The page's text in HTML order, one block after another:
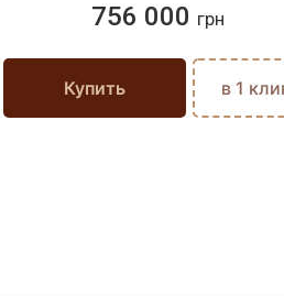
756 000 грн
Купить в 1